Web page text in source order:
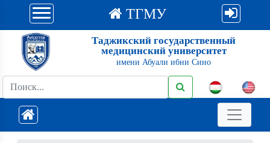
ТГМУ
Таджикский государственный
медицинский университет
имени Абуали ибни Сино